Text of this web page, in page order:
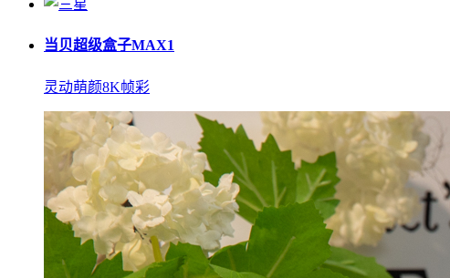
当贝超级盒子MAX1
灵动萌颜8K帧彩